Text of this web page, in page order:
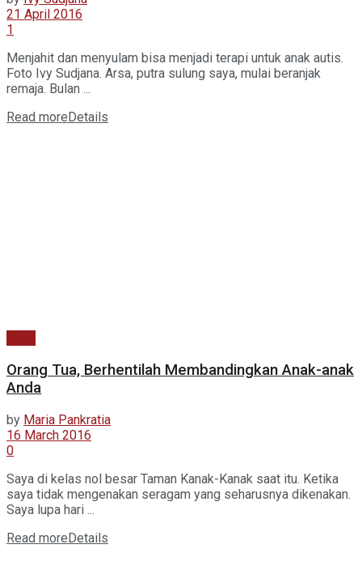
21 April 2016
1
Menjahit dan menyulam bisa menjadi terapi untuk anak autis.
Foto Ivy Sudjana. Arsa, putra sulung saya, mulai beranjak
remaja. Bulan ...
Read more Details
Orang Tua, Berhentilah Membandingkan Anak-anak
Anda
by Maria Pankratia
16 March 2016
0
Saya di kelas nol besar Taman Kanak-Kanak saat itu. Ketika
saya tidak mengenakan seragam yang seharusnya dikenakan.
Saya lupa hari ...
Read moreDetails